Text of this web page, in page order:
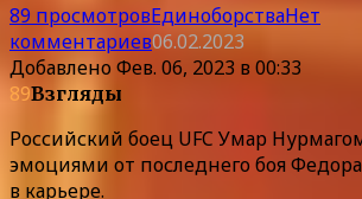
89 просмотровЕдиноборстваНет
комментариев06.02.2023
ДобавленоФев. 06, 2023 в 00:33
89Взгляды
Российский боец UFC Умар
эмоциями от последнего боя
в карьере.